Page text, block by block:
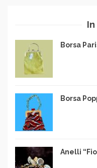
Borsa
Borsa
Anelli